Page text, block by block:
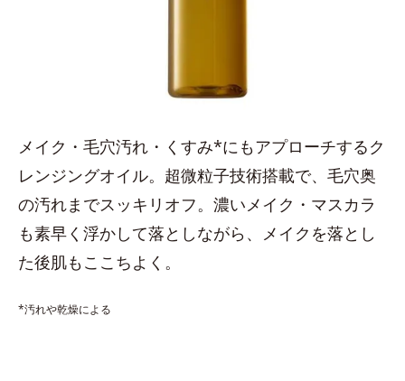
メイク・毛穴汚れ・くすみ*にもアプローチするク
レンジングオイル。超微粒子技術搭載で、毛穴奥
の汚れまでスッキリオフ。濃いメイク・マスカラ
も素早く浮かして落としながら、メイクを落とし
た後肌もここちよく。
*汚れや乾燥による